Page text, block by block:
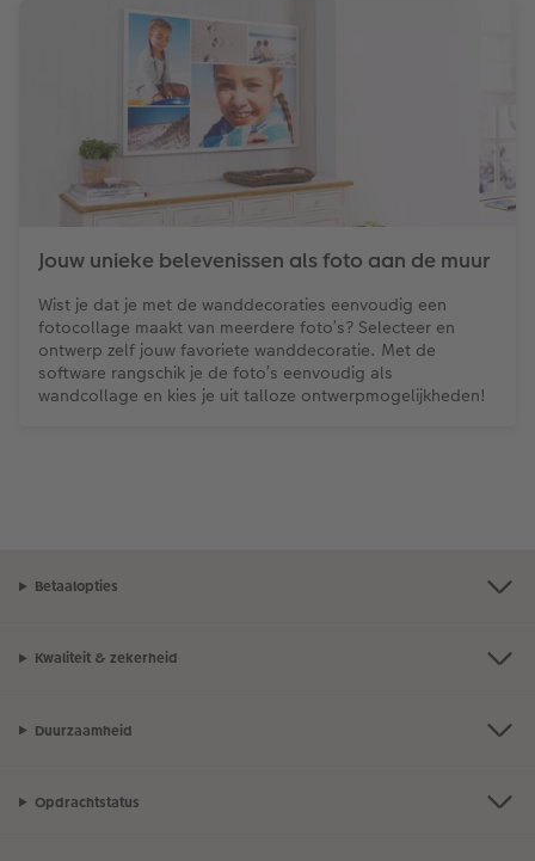
Jouw unieke belevenissen als foto aan de muur
Wist je dat je met de wanddecoraties eenvoudig een
fotocollage maakt van meerdere foto’s? Selecteer en
ontwerp zelf jouw favoriete wanddecoratie. Met de
software rangschik je de foto’s eenvoudig als
wandcollage en kies je uit talloze ontwerpmogelijkheden!
Betaalopties
Kwaliteit & zekerheid
Duurzaamheid
Opdrachtstatus